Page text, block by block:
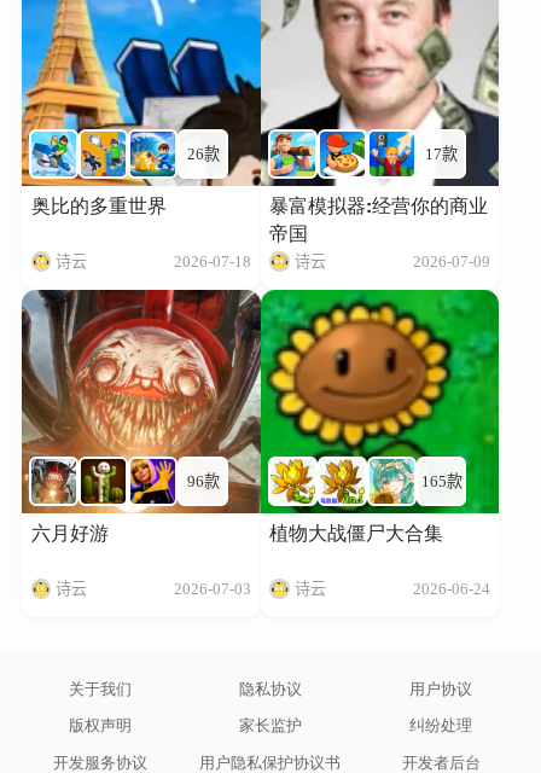
26款
奥比的多重世界
诗云 2026-07-18
17款
暴富模拟器:经营你的商业
帝国
诗云 2026-07-09
96款
六月好游
诗云 2026-07-03
165款
植物大战僵尸大合集
诗云 2026-06-24
关于我们 隐私协议
用户协议
版权声明
家长监护
纠纷处理
开发服务协议
用户隐私保护协议书 开发者后台